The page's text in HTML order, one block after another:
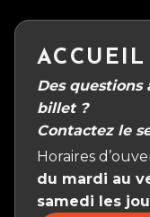
Des questions
billet ?
Contactez le
Horaires
du mardi au
samedi les